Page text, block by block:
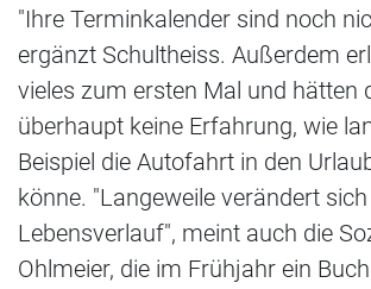
"Ihre Terminkalender sind noch
ergänzt Schultheiss. Außerdem
vieles zum ersten Mal und hätten
überhaupt keine Erfahrung, wie
Beispiel die Autofahrt in den
könne. "Langeweile verändert
Lebensverlauf", meint auch die
Ohlmeier, die im Frühjahr ein